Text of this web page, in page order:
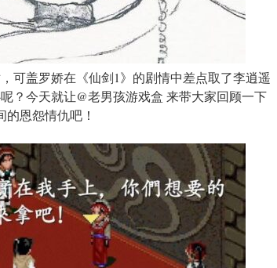
可盖罗娇在《仙剑1》的剧情中差点取了李逍遥
？今天就让@老男孩游戏盒 来带大家回顾一下
的恩怨情仇吧！